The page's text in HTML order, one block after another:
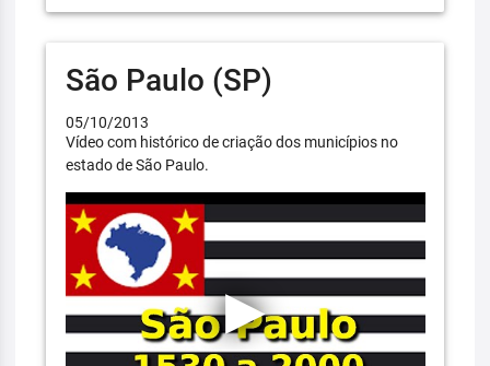
São Paulo (SP)
05/10/2013
Vídeo com histórico de criação dos municípios no
estado de São Paulo.